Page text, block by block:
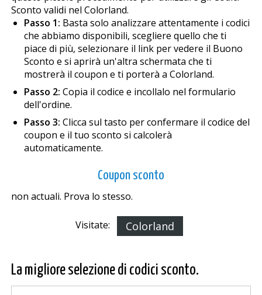
Sconto validi nel Colorland.
Passo 1: Basta solo analizzare attentamente i codici
che abbiamo disponibili, scegliere quello che ti
piace di più, selezionare il link per vedere il Buono
Sconto e si aprirà un'altra schermata che ti
mostrerà il coupon e ti porterà a Colorland.
Passo 2: Copia il codice e incollalo nel formulario
dell'ordine.
Passo 3: Clicca sul tasto per confermare il codice del
coupon e il tuo sconto si calcolerà
automaticamente.
Coupon sconto
non actuali. Prova lo stesso.
Visitate: Colorland
La migliore selezione di codici sconto.